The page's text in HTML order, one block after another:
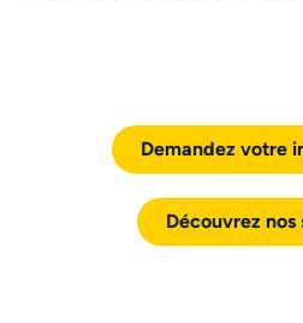
Demandez votre
Découvrez nos